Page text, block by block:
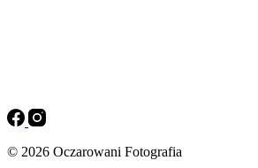
© 2026 Oczarowani Fotografia